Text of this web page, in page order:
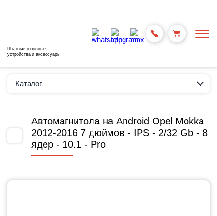
Штатные головные
устройства и аксессуары
Каталог
Автомагнитола на Android Opel Mokka
2012-2016 7 дюймов - IPS - 2/32 Gb - 8
ядер - 10.1 - Pro